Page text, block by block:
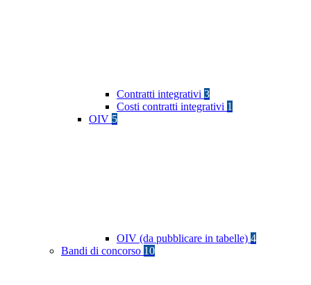
Contratti integrativi 3
Costi contratti integrativi 1
OIV 5
OIV (da pubblicare in tabelle) 4
Bandi di concorso 10